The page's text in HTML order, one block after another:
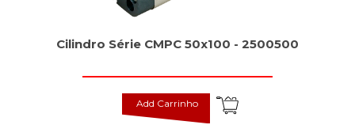
Cilindro Série CMPC 50x100 - 2500500
Add Carrinho